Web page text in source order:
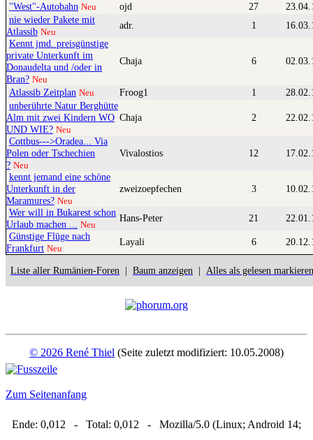
"West"-Autobahn Neu ojd 27
nie wieder Pakete mit
Atlassib Neu
adr. 1
Kennt jmd. preisgünstige
private Unterkunft im
Donaudelta und /oder in
Bran? Neu
Chaja 6
Atlassib Zeitplan Neu Froog1 1
unberührte Natur Berghütte
Alm mit zwei Kindern WO
UND WIE? Neu
Chaja 2
Cottbus--->Oradea... Via
Polen oder Tschechien
? Neu
Vivalostios 12
kennt jemand eine schöne
Unterkunft in der
Maramures? Neu
zweizoepfechen 3
Wer will in Bukarest schon
Urlaub machen ... Neu
Hans-Peter 21
Günstige Flüge nach
Frankfurt Neu
Layali 6
Liste aller Rumänien-Foren Baum anzeigen Alles als gelesen markieren
© 2026 René Thiel (Seite zuletzt modifiziert: 10.05.2008)
Zum Seitenanfang
Ende: 0,012 - Total: 0,012 - Mozilla/5.0 (Linux; Android 14;